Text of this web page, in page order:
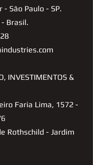
- São Paulo - SP.
- Brasil.
INVESTIMENTOS &
Faria Lima, 1572 -
Rothschild - Jardim